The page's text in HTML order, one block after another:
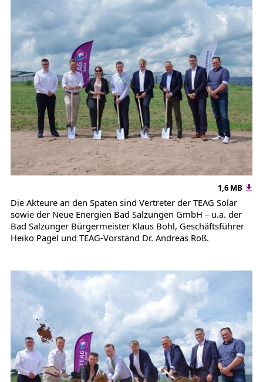
1,6 MB
Die Akteure an den Spaten sind Vertreter der TEAG Solar
sowie der Neue Energien Bad Salzungen GmbH – u.a. der
Bad Salzunger Bürgermeister Klaus Bohl, Geschäftsführer
Heiko Pagel und TEAG-Vorstand Dr. Andreas Roß.